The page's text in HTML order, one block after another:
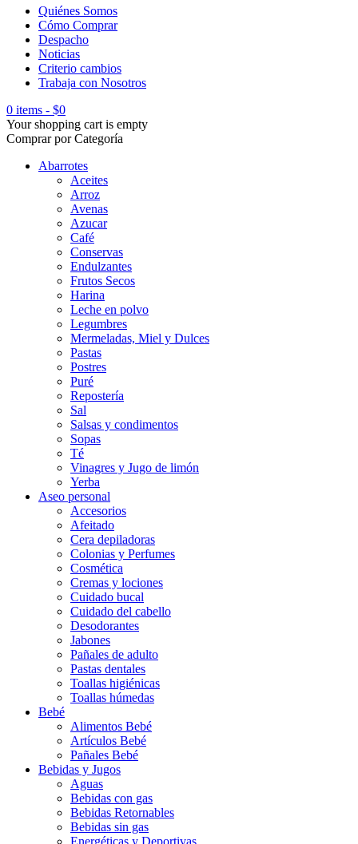
Quiénes Somos
Cómo Comprar
Despacho
Noticias
Criterio cambios
Trabaja con Nosotros
0 items - $0
Your shopping cart is empty
Comprar por Categoría
Abarrotes
Aceites
Arroz
Avenas
Azucar
Café
Conservas
Endulzantes
Frutos Secos
Harina
Leche en polvo
Legumbres
Mermeladas, Miel y Dulces
Pastas
Postres
Puré
Repostería
Sal
Salsas y condimentos
Sopas
Té
Vinagres y Jugo de limón
Yerba
Aseo personal
Accesorios
Afeitado
Cera depiladoras
Colonias y Perfumes
Cosmética
Cremas y lociones
Cuidado bucal
Cuidado del cabello
Desodorantes
Jabones
Pañales de adulto
Pastas dentales
Toallas higiénicas
Toallas húmedas
Bebé
Alimentos Bebé
Artículos Bebé
Pañales Bebé
Bebidas y Jugos
Aguas
Bebidas con gas
Bebidas Retornables
Bebidas sin gas
Energéticas y Deportivas